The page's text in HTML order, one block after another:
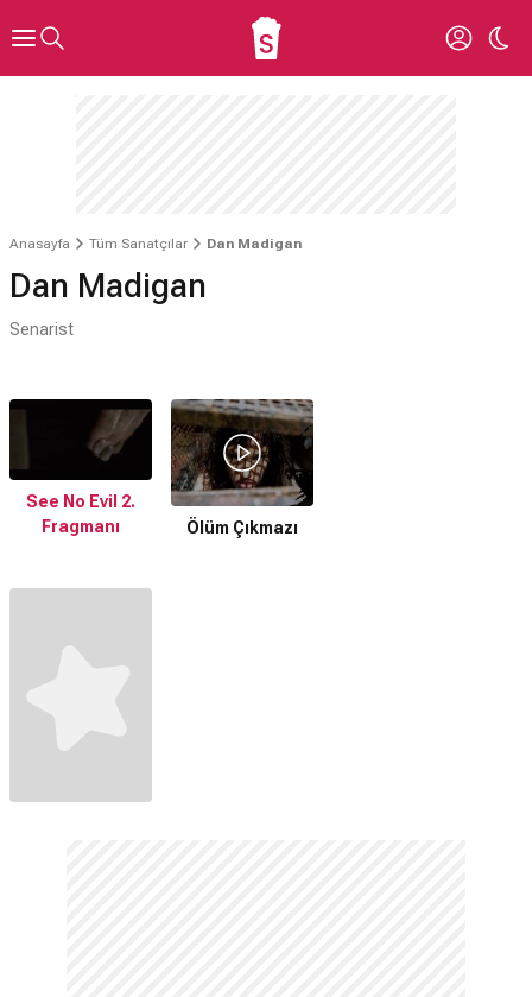
Anasayfa Tüm Sanatçılar Dan Madigan
Dan Madigan
Senarist
See No Evil 2.
Fragmanı
Ölüm Çıkmazı